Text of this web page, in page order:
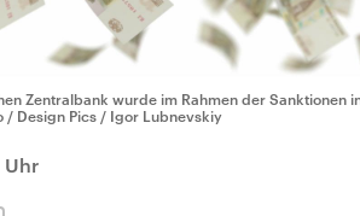
Zentralbank wurde im Rahmen der Sanktionen
/ Design Pics / Igor Lubnevskiy
Uhr